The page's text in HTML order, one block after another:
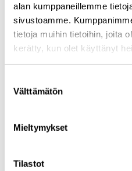
alan kumppaneillemme
sivustoamme.
tietoja muihin tietoihin, joita
kerätty, kun olet käyttänyt
valinta
Välttämätön
Mieltymykset
Tilastot
9.7.2025